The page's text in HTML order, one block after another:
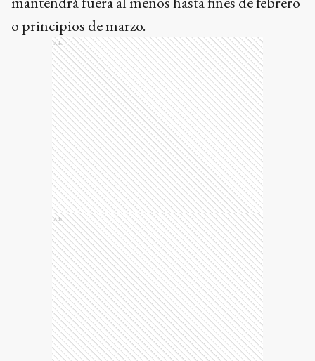
o principios de marzo.
Ads
Ads